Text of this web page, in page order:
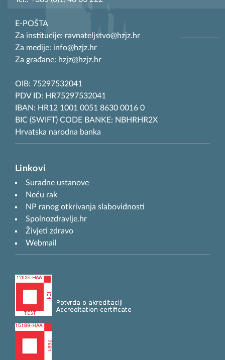
E-POŠTA
Za institucije: ravnateljstvo@hzjz.hr
Za medije: info@hzjz.hr
Za građane: hzjz@hzjz.hr
OIB: 75297532041
PDV ID: HR75297532041
IBAN: HR12 1001 0051 8630 0016 0
BIC (SWIFT) CODE BANKE: NBHRHR2X
Hrvatska narodna banka
Linkovi
Suradne ustanove
Neću rak
NP ranog otkrivanja slabovidnosti
Spolnozdravlje.hr
Živjeti zdravo
Webmail